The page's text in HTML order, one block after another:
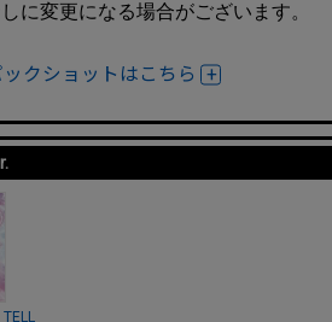
に変更になる場合がございます。
クショットはこちら
TELL